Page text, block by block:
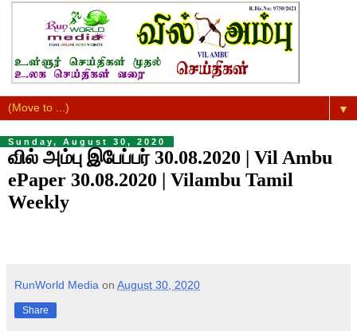
▼
Sunday, August 30, 2020
வில் அம்பு இபேப்பர் 30.08.2020 | Vil Ambu
ePaper 30.08.2020 | Vilambu Tamil
Weekly
RunWorld Media on August 30, 2020
Share